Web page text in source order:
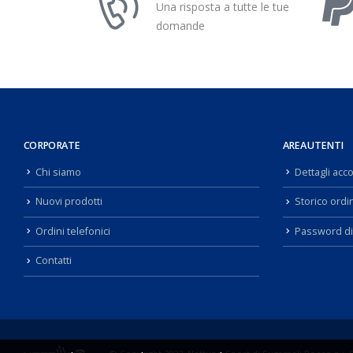
Una risposta a tutte le tue
domande
CORPORATE
Chi siamo
Nuovi prodotti
Ordini telefonici
Contatti
AREA UTENTI
Dettagli
Storico
Password